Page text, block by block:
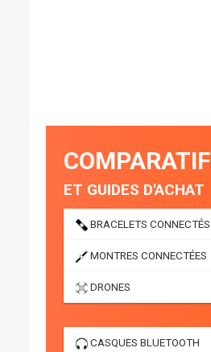
COMPARATIF
ET GUIDES D'ACHAT
BRACELETS CONNECTÉS
MONTRES CONNECTÉES
DRONES
CASQUES BLUETOOTH